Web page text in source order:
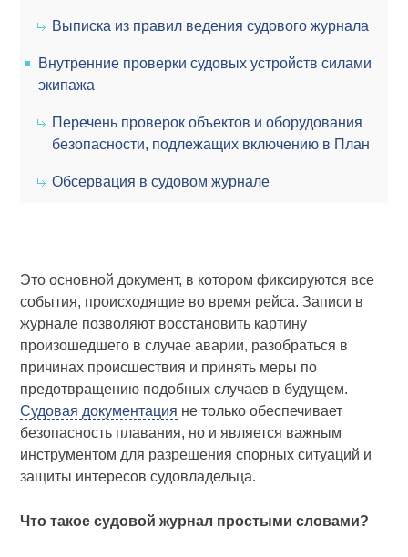
Выписка из правил ведения судового журнала
Внутренние проверки судовых устройств силами
экипажа
Перечень проверок объектов и оборудования
безопасности, подлежащих включению в План
Обсервация в судовом журнале
Это основной документ, в котором фиксируются все
события, происходящие во время рейса. Записи в
журнале позволяют восстановить картину
произошедшего в случае аварии, разобраться в
причинах происшествия и принять меры по
предотвращению подобных случаев в будущем.
Судовая документация не только обеспечивает
безопасность плавания, но и является важным
инструментом для разрешения спорных ситуаций и
защиты интересов судовладельца.
Что такое судовой журнал простыми словами?